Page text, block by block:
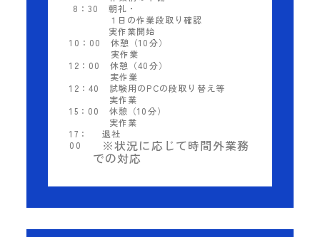
8：30
朝礼・
１日の作業段取り確認
実作業開始
10：00
休憩（10分）
実作業
12：00
休憩（40分）
実作業
12：40
試験用のPCの段取り替え等
実作業
15：00
休憩（10分）
実作業
17：
00
退社
※状況に応じて時間外業務
での対応